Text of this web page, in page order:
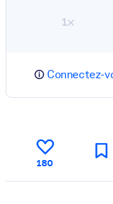
1×
Connectez-
180